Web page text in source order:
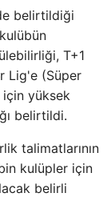
belirtildiği
T+1
Lig'e (Süper
yüksek
belirtildi.
talimatlarının
kulüpler için
belirli